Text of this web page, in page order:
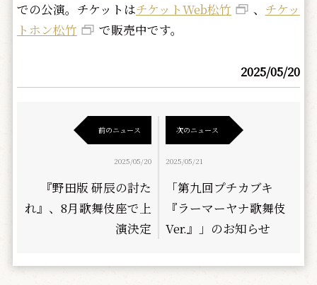
での公演。チケットはチケットWeb松竹 、 チケッ
トホン松竹
で販売中です。
2025/05/20
前のニュース
2025/05/20
『野田版 研辰の討た
れ』、8月歌舞伎座で上
演決定
次のニュース
2025/05/21
「第九回プチカブキ
『ラーマーヤナ歌舞伎
Ver.』」のお知らせ